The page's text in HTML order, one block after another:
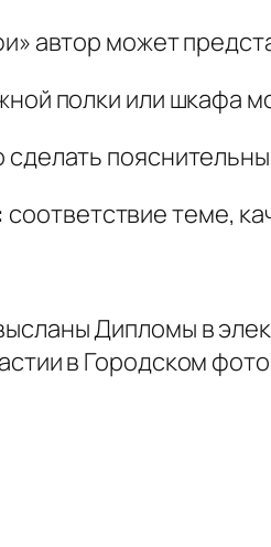
автор может
полки или шкафа
соответствие теме,
Дипломы в
в Городском